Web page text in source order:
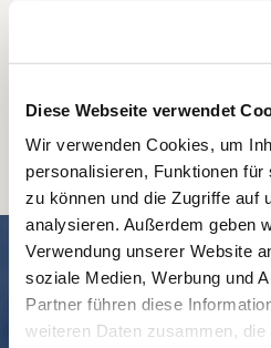
Diese Webseite verwendet
Wir verwenden Cookies, um
personalisieren, Funktionen
zu können und die Zugriffe auf
analysieren. Außerdem geben
Verwendung unserer Website
soziale Medien, Werbung und
Partner führen diese
weiteren Daten zusammen,
SCHNELL //